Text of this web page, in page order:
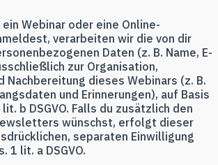
Webinar oder eine Online-
verarbeiten wir die von dir
Daten (z. B. Name, E-
zur Organisation,
Nachbereitung dieses Webinars (z. B.
und Erinnerungen), auf Basis
b DSGVO. Falls du zusätzlich den
wünschst, erfolgt dieser
separaten Einwilligung
1 lit. a DSGVO.